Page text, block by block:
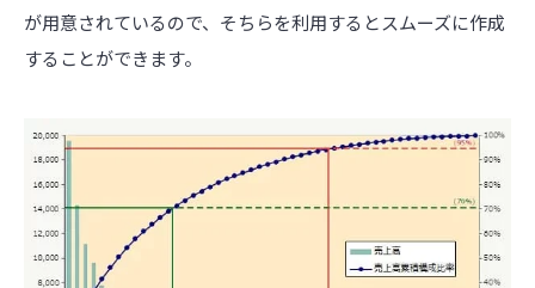
が用意されているので、そちらを利用するとスムーズに作成
することができます。